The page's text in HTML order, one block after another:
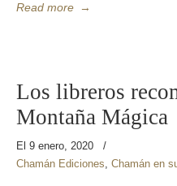
Read more →
Los libreros
Montaña Mágica
El 9 enero, 2020
/
Chamán Ediciones, Chamán en